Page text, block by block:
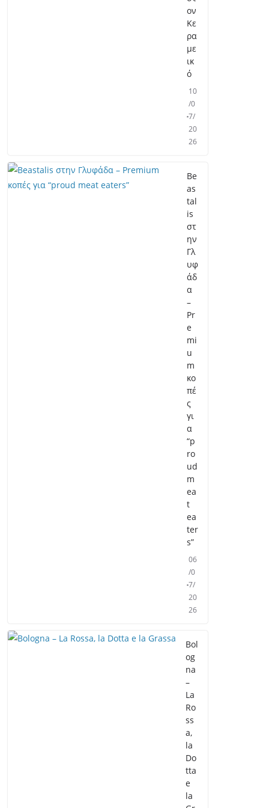
ον
Κε
ρα
με
ικ
ό
10
/0
7/
20
26
Be
as
tal
is
στ
ην
Γλ
υφ
άδ
α
–
Pr
e
mi
u
m
κο
πέ
ς
γι
α
“p
ro
ud
m
ea
t
ea
ter
s”
06
/0
7/
20
26
Bol
og
na
–
La
Ro
ss
a,
la
Do
tta
e
la